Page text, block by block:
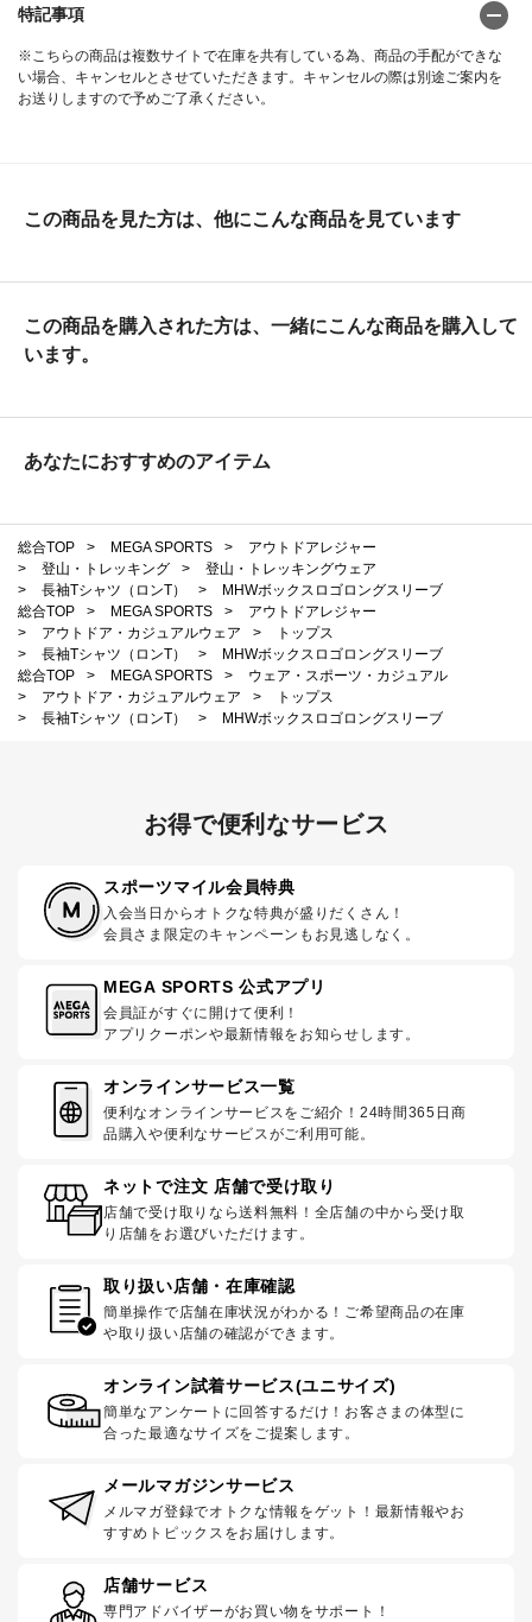
特記事項
※こちらの商品は複数サイトで在庫を共有している為、商品の手配ができな
い場合、キャンセルとさせていただきます。キャンセルの際は別途ご案内を
お送りしますので予めご了承ください。
この商品を見た方は、他にこんな商品を見ています
この商品を購入された方は、一緒にこんな商品を購入して
います。
あなたにおすすめのアイテム
総合TOP > MEGA SPORTS >
アウトドアレジャー
>
登山・トレッキング >
登山・トレッキングウェア
>
長袖Tシャツ（ロンT） >
MHWボックスロゴロングスリーブ
総合TOP
> MEGA SPORTS >
アウトドアレジャー
>
アウトドア・カジュアルウェア >
トップス
>
長袖Tシャツ（ロンT） >
MHWボックスロゴロングスリーブ
総合TOP
> MEGA SPORTS >
ウェア・スポーツ・カジュアル
>
アウトドア・カジュアルウェア >
トップス
>
長袖Tシャツ（ロンT） > MHWボックスロゴロングスリーブ
お得で便利なサービス
スポーツマイル会員特典
入会当日からオトクな特典が盛りだくさん！
会員さま限定のキャンペーンもお見逃しなく。
MEGA SPORTS 公式アプリ
会員証がすぐに開けて便利！
アプリクーポンや最新情報をお知らせします。
オンラインサービス一覧
便利なオンラインサービスをご紹介！24時間365日商
品購入や便利なサービスがご利用可能。
ネットで注文 店舗で受け取り
店舗で受け取りなら送料無料！全店舗の中から受け取
り店舗をお選びいただけます。
取り扱い店舗・在庫確認
簡単操作で店舗在庫状況がわかる！ご希望商品の在庫
や取り扱い店舗の確認ができます。
オンライン試着サービス(ユニサイズ)
簡単なアンケートに回答するだけ！お客さまの体型に
合った最適なサイズをご提案します。
メールマガジンサービス
メルマガ登録でオトクな情報をゲット！最新情報やお
すすめトピックスをお届けします。
店舗サービス
専門アドバイザーがお買い物をサポート！